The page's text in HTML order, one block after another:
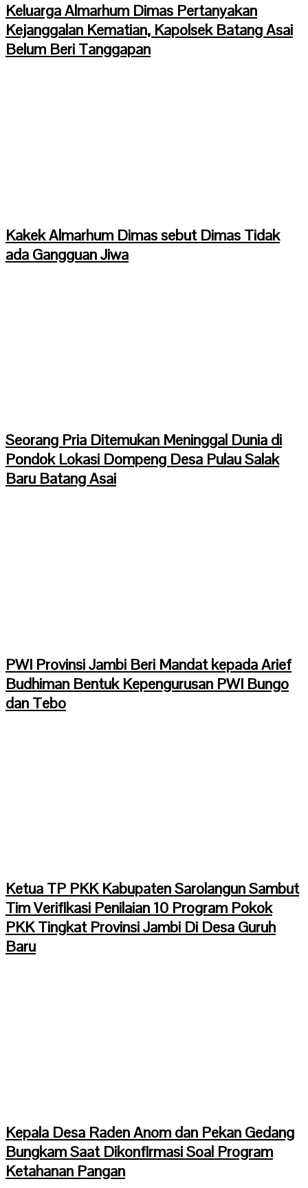
Keluarga Almarhum Dimas Pertanyakan
Kejanggalan Kematian, Kapolsek Batang Asai
Belum Beri Tanggapan
Kakek Almarhum Dimas sebut Dimas Tidak
ada Gangguan Jiwa
Seorang Pria Ditemukan Meninggal Dunia di
Pondok Lokasi Dompeng Desa Pulau Salak
Baru Batang Asai
PWI Provinsi Jambi Beri Mandat kepada Arief
Budhiman Bentuk Kepengurusan PWI Bungo
dan Tebo
Ketua TP PKK Kabupaten Sarolangun Sambut
Tim Verifikasi Penilaian 10 Program Pokok
PKK Tingkat Provinsi Jambi Di Desa Guruh
Baru
Kepala Desa Raden Anom dan Pekan Gedang
Bungkam Saat Dikonfirmasi Soal Program
Ketahanan Pangan